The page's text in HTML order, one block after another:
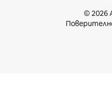
© 2026